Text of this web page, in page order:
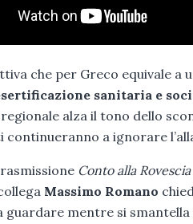
che per Greco equivale a
sanitaria e
alza il tono dello
continueranno a ignorare
Conto alla Rovescia
Massimo Romano
mentre si smantella